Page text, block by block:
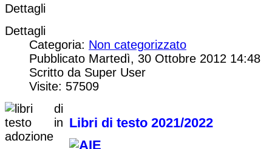
Dettagli
Dettagli
Categoria: Non categorizzato
Pubblicato Martedì, 30 Ottobre 2012 14:48
Scritto da Super User
Visite: 57509
Libri di testo 2021/2022